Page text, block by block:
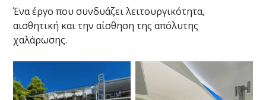
Ένα έργο που συνδυάζει λειτουργικότητα,
αισθητική και την αίσθηση της απόλυτης
χαλάρωσης.